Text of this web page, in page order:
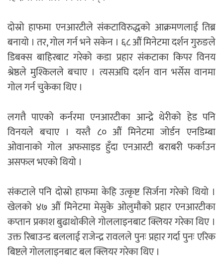
दोस्रो हाफमा एनआरटीले संकटाविरुद्धको आक्रमणलाई तिब्र
बनायो । तर, गोल गर्न भने सकेन । ६८ औं मिनेटमा दर्शन गुरुङले
डिबक्स बाहिरबाट गरेको कडा प्रहार संकटाका किपर विनय
श्रेष्ठले मुश्किलले बचाए । त्यसअघि दर्शन वान भर्सेस वानमा
गोल गर्न चुकेका थिए ।
लगत्तै पाएको कर्नरमा एनआरटीका आन्द्रे थेरीको हेड पनि
विनयले बचाए । यस्तै ८० औं मिनेटमा जोर्डन एनडिम्बा
ओवानाको गोल अफसाइड हुँदा एनआरटी बराबरी फर्काउन
असफल भएको थियो ।
संकटाले पनि दोस्रो हाफमा केहि उत्कृष्ट सिर्जना गरेको थियो ।
खेलको ४७ औं मिनेटमा मेसुके ओलुमौको प्रहार एनआरटीका
कप्तान प्रकाश बुढाथोकीले गोललाइनबाट क्लियर गरेका थिए ।
उक्त रिबाउन्ड बललाई राजेन्द्र रावलले पुनः प्रहार गर्दा पुनः एरिक
बिष्टले गोललाइनबाट बल क्लियर गरेका थिए ।